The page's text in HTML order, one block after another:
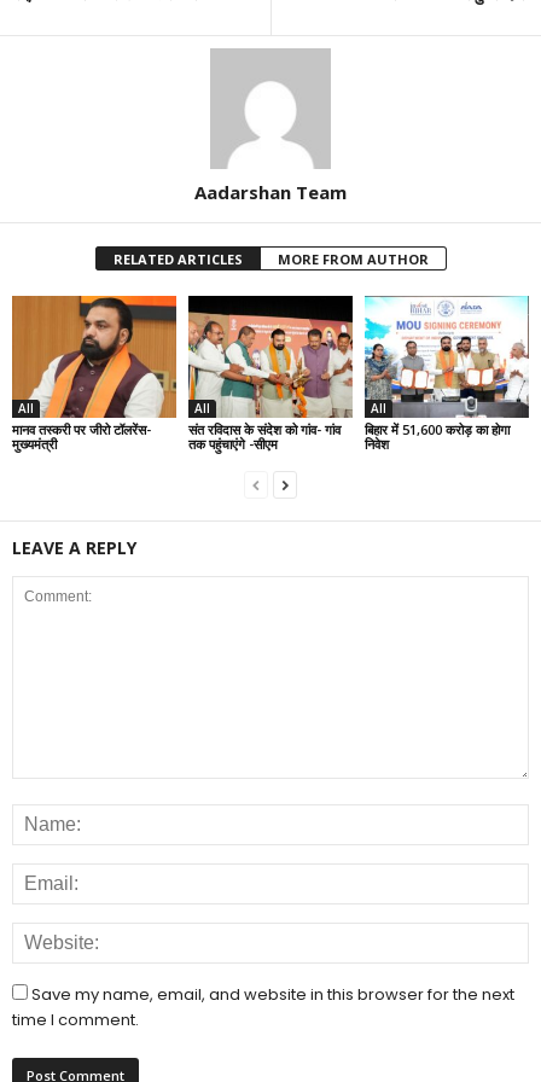
Aadarshan Team
RELATED ARTICLES MORE FROM AUTHOR
All
मानव तस्करी पर जीरो टॉलरेंस-
मुख्यमंत्री
All
संत रविदास के संदेश को गांव- गांव
तक पहुंचाएंगे -सीएम
All
बिहार में 51,600 करोड़ का होगा
निवेश
LEAVE A REPLY
Save my name, email, and website in this browser for the next
time I comment.